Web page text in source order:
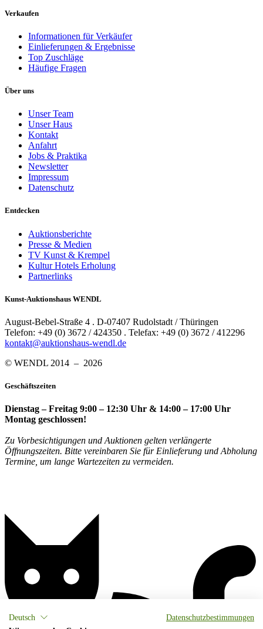
Deutsch
Datenschutzbestimmungen
Verkaufen
Informationen für Verkäufer
Einlieferungen & Ergebnisse
Top Zuschläge
Häufige Fragen
Über uns
Unser Team
Unser Haus
Kontakt
Anfahrt
Jobs & Praktika
Newsletter
Impressum
Datenschutz
Entdecken
Auktionsberichte
Presse & Medien
TV Kunst & Krempel
Kultur Hotels Erholung
Partnerlinks
Kunst-Auktionshaus WENDL
August-Bebel-Straße 4 . D-07407 Rudolstadt / Thüringen
Telefon: +49 (0) 3672 / 424350 . Telefax: +49 (0) 3672 / 412296
kontakt@auktionshaus-wendl.de
© WENDL 2014 – 2026
Geschäftszeiten
Dienstag – Freitag 9:00 – 12:30 Uhr & 14:00 – 17:00 Uhr
Montag geschlossen!
Zu Vorbesichtigungen und Auktionen gelten verlängerte
Öffnungszeiten. Bitte vereinbaren Sie für Einlieferung und Abholung
Termine, um lange Wartezeiten zu vermeiden.